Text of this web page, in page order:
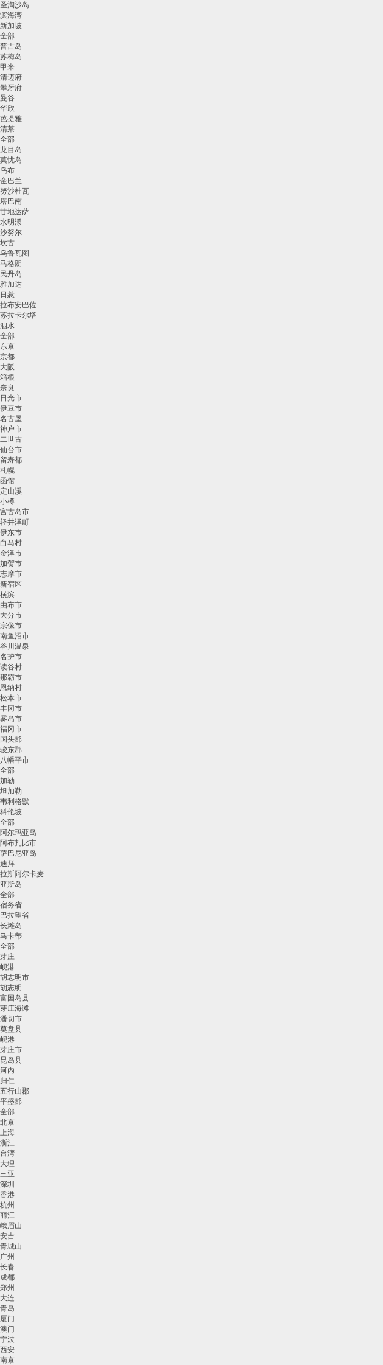
圣淘沙岛
滨海湾
新加坡
全部
普吉岛
苏梅岛
甲米
清迈府
攀牙府
曼谷
华欣
芭提雅
清莱
全部
龙目岛
莫忧岛
乌布
金巴兰
努沙杜瓦
塔巴南
甘地达萨
水明漾
沙努尔
坎古
乌鲁瓦图
马格朗
民丹岛
雅加达
日惹
拉布安巴佐
苏拉卡尔塔
泗水
全部
东京
京都
大阪
箱根
奈良
日光市
伊豆市
名古屋
神户市
二世古
仙台市
留寿都
札幌
函馆
定山溪
小樽
宫古岛市
轻井泽町
伊东市
白马村
金泽市
加贺市
志摩市
新宿区
横滨
由布市
大分市
宗像市
南鱼沼市
谷川温泉
名护市
读谷村
那霸市
恩纳村
松本市
丰冈市
雾岛市
福冈市
国头郡
骏东郡
八幡平市
全部
加勒
坦加勒
韦利格默
科伦坡
全部
阿尔玛亚岛
阿布扎比市
萨巴尼亚岛
迪拜
拉斯阿尔卡麦
亚斯岛
全部
宿务省
巴拉望省
长滩岛
马卡蒂
全部
芽庄
岘港
胡志明市
胡志明
富国岛县
芽庄海滩
潘切市
奠盘县
岘港
芽庄市
昆岛县
河内
归仁
五行山郡
平盛郡
全部
北京
上海
浙江
台湾
大理
三亚
深圳
香港
杭州
丽江
峨眉山
安吉
青城山
广州
长春
成都
郑州
大连
青岛
厦门
澳门
宁波
西安
南京